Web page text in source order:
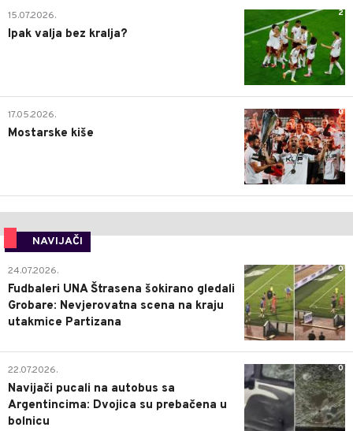
2
15.07.2026.
Ipak valja bez kralja?
0
17.05.2026.
Mostarske kiše
NAVIJAČI
0
24.07.2026.
Fudbaleri UNA Štrasena šokirano gledali
Grobare: Nevjerovatna scena na kraju
utakmice Partizana
0
22.07.2026.
Navijači pucali na autobus sa
Argentincima: Dvojica su prebačena u
bolnicu